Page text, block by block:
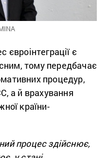
євроінтеграції є
тому передбачає
процедур,
а й врахування
країни-
процес здійснює,